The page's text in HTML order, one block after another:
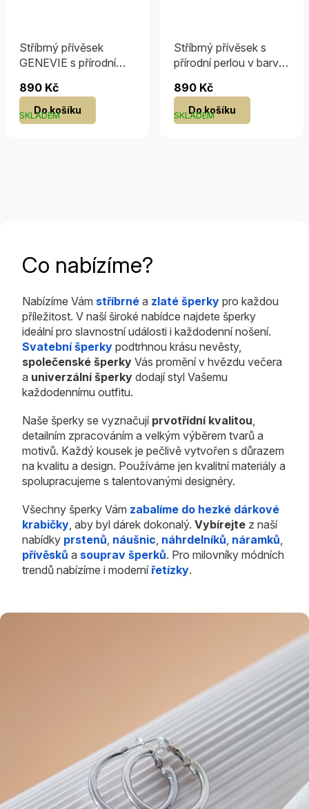
Stříbrný přívěsek
GENEVIE s přírodní
Tahiti
SKLADEM
890 Kč
Do košíku
Stříbrný přívěsek s
přírodní perlou v barvě
SKLADEM
890 Kč
Do košíku
Co nabízíme?
Nabízíme Vám stříbrné a zlaté šperky pro každou
příležitost. V naší široké nabídce najdete šperky
ideální pro slavnostní události i každodenní nošení.
Svatební šperky podtrhnou krásu nevěsty,
společenské šperky Vás promění v hvězdu večera
a univerzální šperky dodají styl Vašemu
každodennímu outfitu.
Naše šperky se vyznačují prvotřídní kvalitou,
detailním zpracováním a velkým výběrem tvarů a
motivů. Každý kousek je pečlivě vytvořen s důrazem
na kvalitu a design. Používáme jen kvalitní materiály a
spolupracujeme s talentovanými designéry.
Všechny šperky Vám zabalíme do hezké dárkové
krabičky, aby byl dárek dokonalý. Vybírejte z naší
nabídky prstenů, náušnic, náhrdelníků, náramků,
přívěsků a souprav šperků. Pro milovníky módních
trendů nabízíme i modernířetízky.